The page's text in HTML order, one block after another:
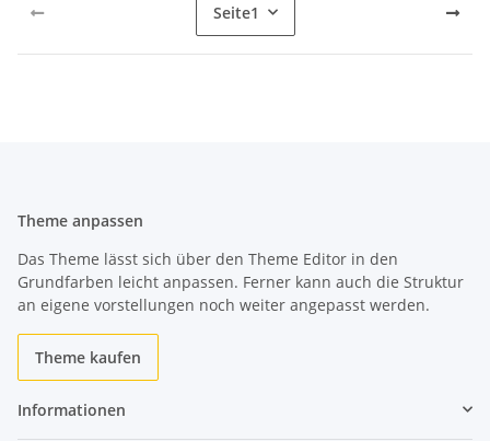
Seite1
Theme anpassen
Das Theme lässt sich über den Theme Editor in den
Grundfarben leicht anpassen. Ferner kann auch die Struktur
an eigene vorstellungen noch weiter angepasst werden.
Theme kaufen
Informationen